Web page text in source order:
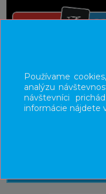
E-BIKE HORSKÉ
Používame
analýzu
návštevníci
informácie nájdete